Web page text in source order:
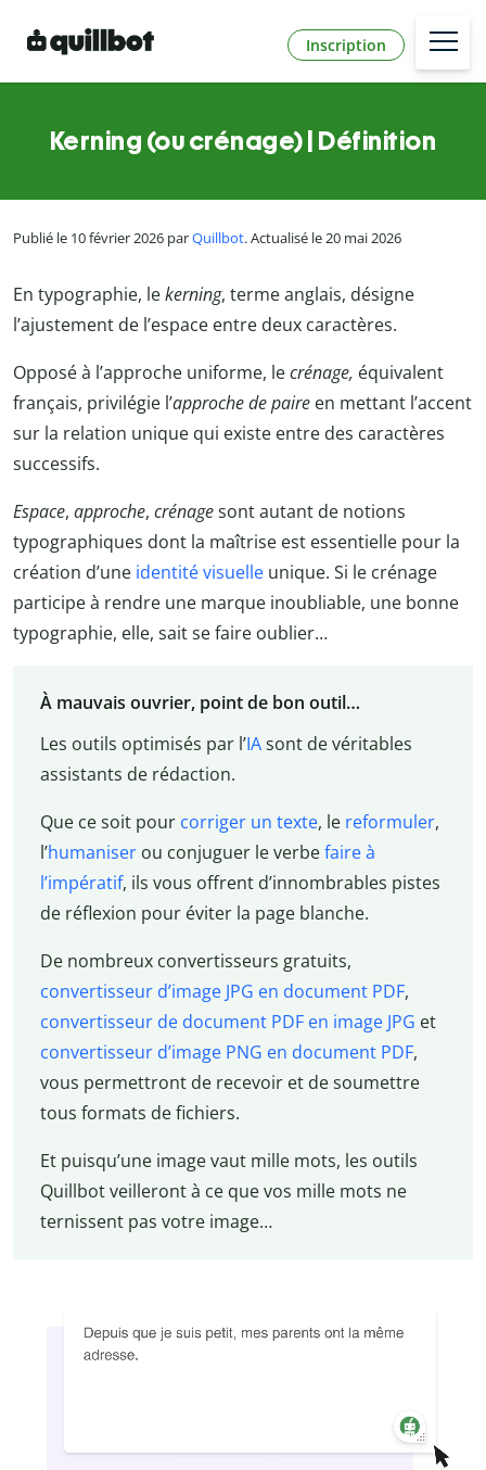
Inscription
Kerning (ou crénage) | Définition
Publié le 10 février 2026 parQuillbot. Actualisé le 20 mai 2026
En typographie, lekerning, terme anglais, désigne
l’ajustement de l’espace entre deux caractères.
Opposé à l’approche uniforme, lecrénage, équivalent
français, privilégie l’approche de paire en mettant l’accent
sur la relation unique qui existe entre des caractères
successifs.
Espace, approche, crénagesont autant de notions
typographiques dont la maîtrise est essentielle pour la
création d’une identité visuelle unique. Si le crénage
participe à rendre une marque inoubliable, une bonne
typographie, elle, sait se faire oublier…
À mauvais ouvrier, point de bon outil…
Les outils optimisés par l’IAsont de véritables
assistants de rédaction.
Que ce soit pourcorriger un texte, lereformuler,
l’humaniserou conjuguer le verbefaire à
l’impératif, ils vous offrent d’innombrables pistes
de réflexion pour éviter la page blanche.
De nombreux convertisseurs gratuits,
convertisseur d’image JPG en document PDF,
convertisseur de document PDF en image JPG et
convertisseur d’image PNG en document PDF,
vous permettront de recevoir et de soumettre
tous formats de fichiers.
Et puisqu’une image vaut mille mots, les outils
Quillbot veilleront à ce que vos mille mots ne
ternissent pas votre image…